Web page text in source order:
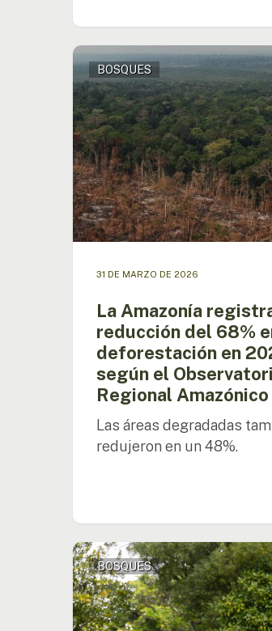
La
Amazonía
registra
una
reducción
del
68%
en
la
deforestación
en
Observatorio
Regional
Amazónico
BOSQUES
31 DE MARZO DE 2026
La Amazonía
reducción del 68%
deforestación en
según el
Regional Amazónico
Las áreas degradadas
redujeron en un 48%.
Presidentes
de
los
países
amazónicos
BOSQUES